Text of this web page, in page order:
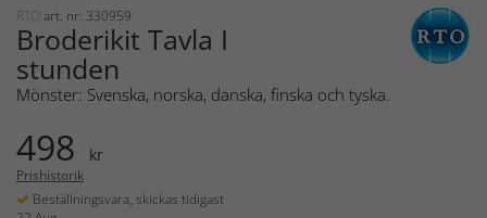
RTO art. nr: 330959
Broderikit Tavla I
stunden
Mönster: Svenska, norska, danska, finska och tyska.
498 kr
Prishistorik
Beställningsvara, skickas tidigast